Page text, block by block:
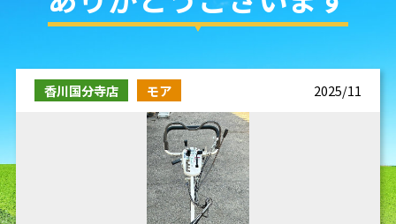
コラム・スタッフブログ
取り扱い商品
販売中の農機具
香川国分寺店 モア 2025/11